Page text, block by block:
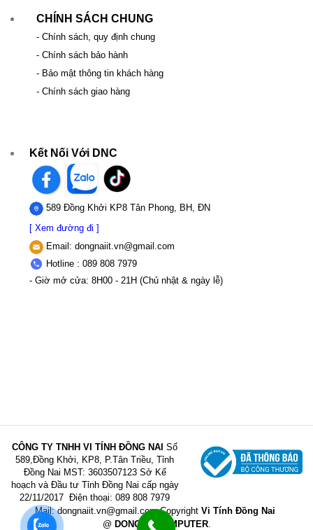
CHÍNH SÁCH CHUNG
- Chính sách, quy định chung
- Chính sách bảo hành
- Bảo mật thông tin khách hàng
- Chính sách giao hàng
Kết Nối Với DNC
589 Đồng Khởi KP8 Tân Phong, BH, ĐN
[ Xem đường đi ]
Email: dongnaiit.vn@gmail.com
Hotline : 089 808 7979
- Giờ mở cửa: 8H00 - 21H (Chủ nhật & ngày lễ)
CÔNG TY TNHH VI TÍNH ĐỒNG NAI Số
589,Đồng Khởi, KP8, P.Tân Triều, Tỉnh
Đồng Nai MST: 3603507123 Sở Kế
hoạch và Đầu tư Tỉnh Đồng Nai cấp ngày
22/11/2017 Điện thoại: 089 808 7979
Mail:dongnaiit.vn@gmail.com Copyright Vi Tính Đồng Nai
@ DONGNAICOMPUTER.